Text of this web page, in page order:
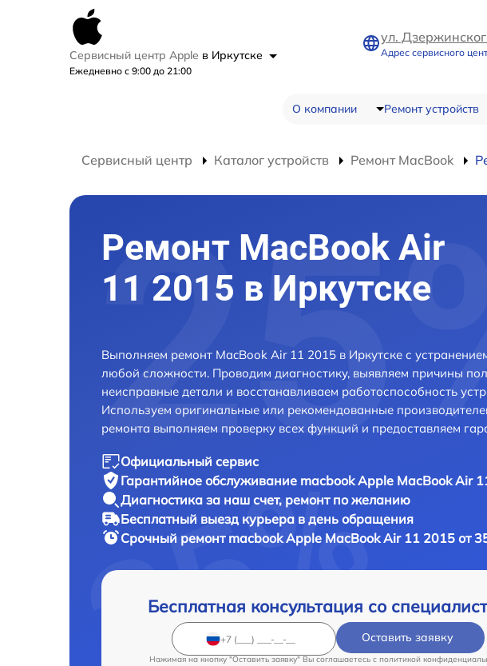
Сервисный центр Apple в Иркутске
Ежедневно с 9:00 до 21:00
ул.
Адрес сервисного
О компании Ремонт устройств
Сервисный центр Каталог устройств Ремонт MacBook
Ремонт MacBook Air
11 2015 в Иркутске
Выполняем ремонт MacBook Air 11 2015 в Иркутске с
любой сложности. Проводим диагностику, выявляем причины
неисправные детали и восстанавливаем работоспособность
Используем оригинальные или рекомендованные
ремонта выполняем проверку всех функций и предоставляем
Официальный сервис
Гарантийное обслуживание macbook Apple MacBook Air
Диагностика за наш счет, ремонт по желанию
Бесплатный выезд курьера в день обращения
Срочный ремонт macbook Apple MacBook Air 11 2015 от
Бесплатная консультация со
Оставить заявку
Нажимая на кнопку "Оставить заявку" Вы соглашаетесь c политикой